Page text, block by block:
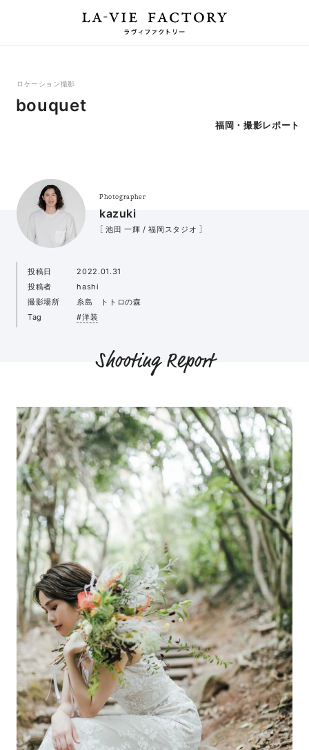
ロケーション撮影
bouquet
福岡・撮影レポート
Photographer
kazuki
［ 池田 一輝 / 福岡スタジオ ］
投稿日
2022.01.31
投稿者
hashi
撮影場所
糸島 トトロの森
Tag
#洋装
Shooting Report